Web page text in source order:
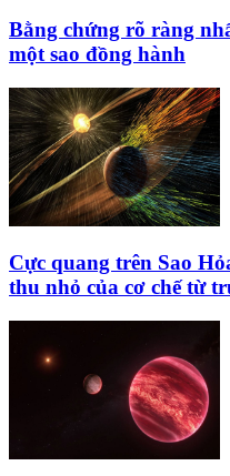
Bằng chứng rõ ràng
một sao đồng hành
Cực quang trên Sao
thu nhỏ của cơ chế từ